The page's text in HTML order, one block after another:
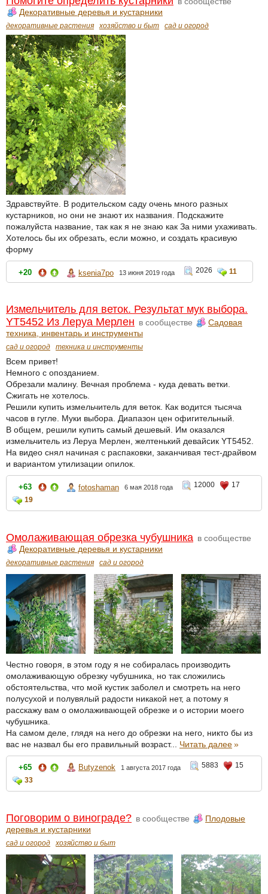
Декоративные деревья и кустарники
декоративные растения хозяйство и быт сад и огород
Здравствуйте. В родительском саду очень много разных
кустарников, но они не знают их названия. Подскажите
пожалуйста название, так как я не знаю как За ними ухаживать.
Хотелось бы их обрезать, если можно, и создать красивую
форму
+20 ksenia7po 13 июня 2019 года 2026 11
Измельчитель для веток. Результат мук выбора.
YT5452 Из Леруа Мерлен в сообществе
Садовая
техника, инвентарь и инструменты
сад и огород техника и инструменты
Всем привет!
Немного с опозданием.
Обрезали малину. Вечная проблема - куда девать ветки.
Сжигать не хотелось.
Решили купить измельчитель для веток. Как водится тысяча
часов в гугле. Муки выбора. Диапазон цен офигительный.
В общем, решили купить самый дешевый. Им оказался
измельчитель из Леруа Мерлен, желтенький девайсик YT5452.
На видео снял начиная с распаковки, заканчивая тест-драйвом
и вариантом утилизации опилок.
+63 fotoshaman 6 мая 2018 года 12000
17
19
Омолаживающая обрезка чубушника в сообществе
Декоративные деревья и кустарники
декоративные растения сад и огород
Честно говоря, в этом году я не собиралась производить
омолаживающую обрезку чубушника, но так сложились
обстоятельства, что мой кустик заболел и смотреть на него
полусухой и полувялый радости никакой нет, а потому я
расскажу вам о омолаживающей обрезке и о истории моего
чубушника.
На самом деле, глядя на него до обрезки на него, никто бы из
вас не назвал бы его правильный возраст... Читать далее»
+65 Butyzenok 1 августа 2017 года 5883
15
33
Поговорим о винограде? в сообществе
Плодовые
деревья и кустарники
сад и огород хозяйство и быт